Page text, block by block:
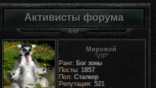
Активисты форума
Мировой
"VIP"
Ранг: Бог зоны
Посты: 1857
Пол: Сталкер
Репутация: 521